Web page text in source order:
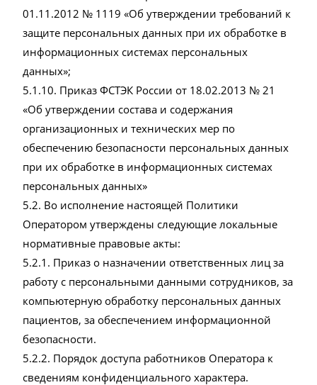
01.11.2012 № 1119 «Об утверждении требований к
защите персональных данных при их обработке в
информационных системах персональных
данных»;
5.1.10. Приказ ФСТЭК России от 18.02.2013 № 21
«Об утверждении состава и содержания
организационных и технических мер по
обеспечению безопасности персональных данных
при их обработке в информационных системах
персональных данных»
5.2. Во исполнение настоящей Политики
Оператором утверждены следующие локальные
нормативные правовые акты:
5.2.1. Приказ о назначении ответственных лиц за
работу с персональными данными сотрудников, за
компьютерную обработку персональных данных
пациентов, за обеспечением информационной
безопасности.
5.2.2. Порядок доступа работников Оператора к
сведениям конфиденциального характера.